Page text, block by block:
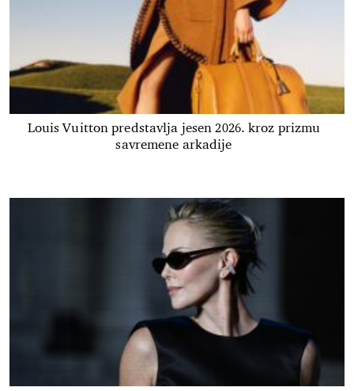
Louis Vuitton predstavlja jesen 2026. kroz prizmu
savremene arkadije